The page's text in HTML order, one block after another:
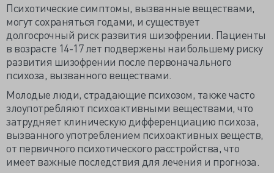
Психотические симптомы, вызванные веществами,
могут сохраняться годами, и существует
долгосрочный риск развития шизофрении. Пациенты
в возрасте 14-17 лет подвержены наибольшему риску
развития шизофрении после первоначального
психоза, вызванного веществами.
Молодые люди, страдающие психозом, также часто
злоупотребляют психоактивными веществами, что
затрудняет клиническую дифференциацию психоза,
вызванного употреблением психоактивных веществ,
от первичного психотического расстройства, что
имеет важные последствия для лечения и прогноза.